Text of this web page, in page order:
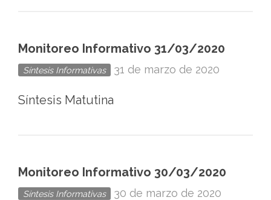
Monitoreo Informativo 31/03/2020
Síntesis Informativas 31 de marzo de 2020
Síntesis Matutina
Monitoreo Informativo 30/03/2020
Síntesis Informativas 30 de marzo de 2020